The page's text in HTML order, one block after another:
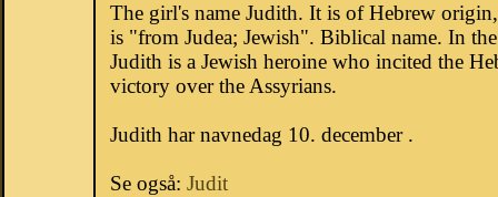
The girl's name Judith. It is of Hebrew
is "from Judea; Jewish". Biblical name. In
Judith is a Jewish heroine who incited the
victory over the Assyrians.
Judith har navnedag 10. december .
Se også: Judit